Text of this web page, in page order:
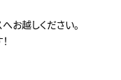
お越しください。